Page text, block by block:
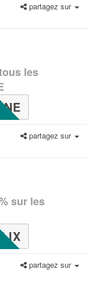
partagez sur
les
ONE
partagez sur
sur les
LIX
partagez sur